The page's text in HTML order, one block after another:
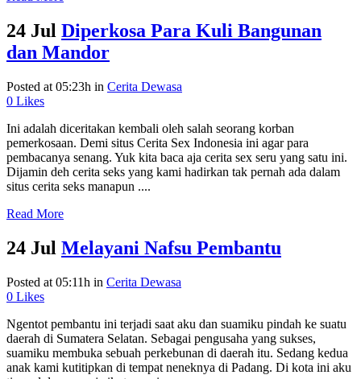
24 Jul Diperkosa Para Kuli Bangunan
dan Mandor
Posted at 05:23h in Cerita Dewasa
0 Likes
Ini adalah diceritakan kembali oleh salah seorang korban
pemerkosaan. Demi situs Cerita Sex Indonesia ini agar para
pembacanya senang. Yuk kita baca aja cerita sex seru yang satu ini.
Dijamin deh cerita seks yang kami hadirkan tak pernah ada dalam
situs cerita seks manapun ....
Read More
24 Jul Melayani Nafsu Pembantu
Posted at 05:11h in Cerita Dewasa
0 Likes
Ngentot pembantu ini terjadi saat aku dan suamiku pindah ke suatu
daerah di Sumatera Selatan. Sebagai pengusaha yang sukses,
suamiku membuka sebuah perkebunan di daerah itu. Sedang kedua
anak kami kutitipkan di tempat neneknya di Padang. Di kota ini aku